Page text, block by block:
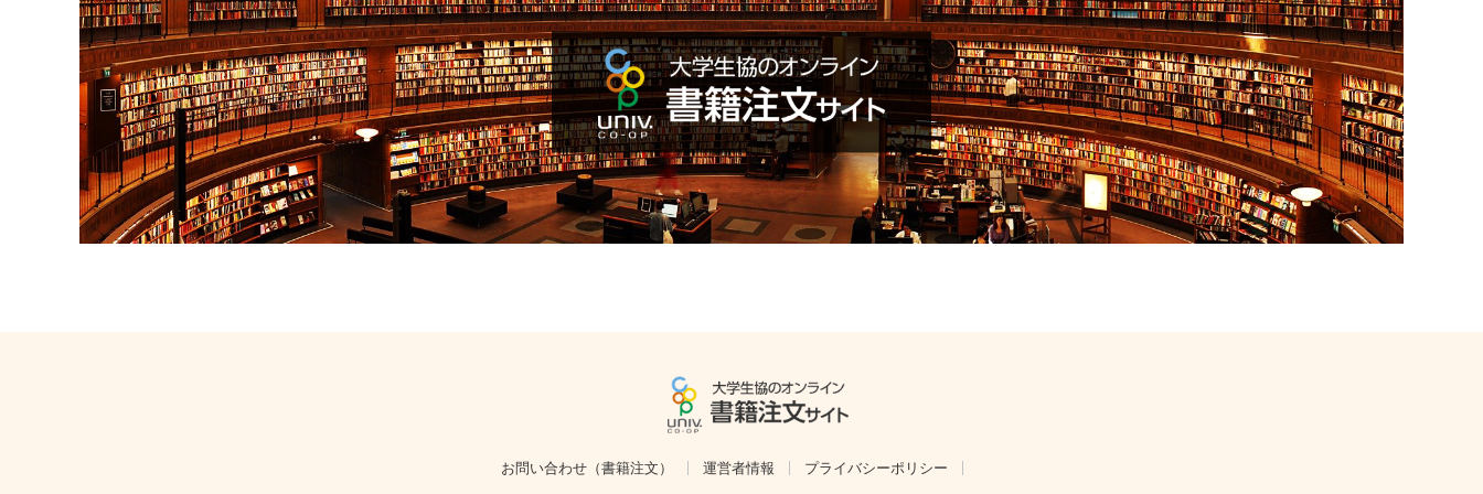
お問い合わせ（書籍注文） 運営者情報 プライバシーポリシー